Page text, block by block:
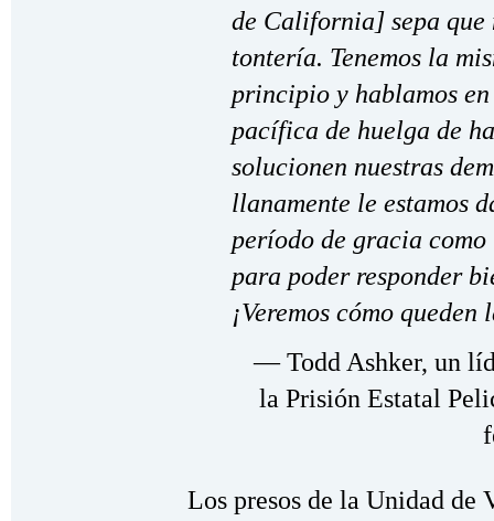
de California] sepa que
tontería. Tenemos la
principio y hablamos
pacífica de huelga de
solucionen nuestras
llanamente le estamos
período de gracia
para poder responder
¡Veremos cómo
— Todd Ashker, un
la Prisión Estatal
Los presos de la Unidad de